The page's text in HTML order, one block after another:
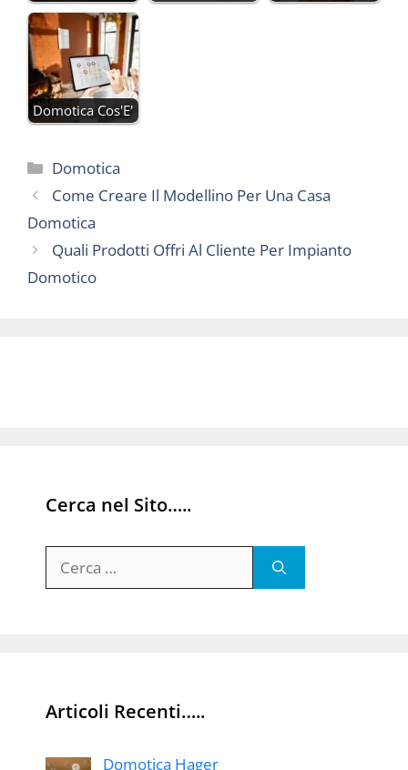
Domotica Cos'E'
Categorie
Domotica
Come Creare Il Modellino Per Una Casa
Domotica
Quali Prodotti Offri Al Cliente Per Impianto
Domotico
Cerca nel Sito…..
per:
Articoli Recenti…..
Domotica Hager